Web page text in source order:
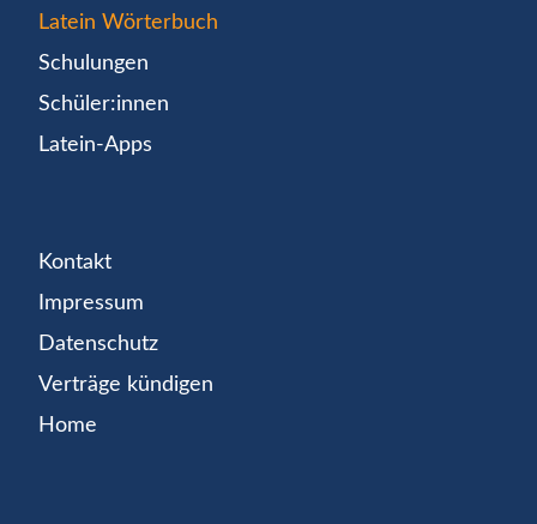
Latein Wörterbuch
Schulungen
Schüler:innen
Latein-Apps
Kontakt
Impressum
Datenschutz
Verträge kündigen
Home